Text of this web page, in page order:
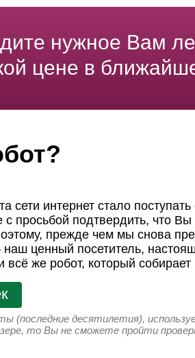
нужное Вам
цене в
сети интернет стало
просьбой подтвердить, что
прежде чем мы снова
ценный посетитель,
всё же робот, который
(последние десятилетия),
то Вы не сможете пройти